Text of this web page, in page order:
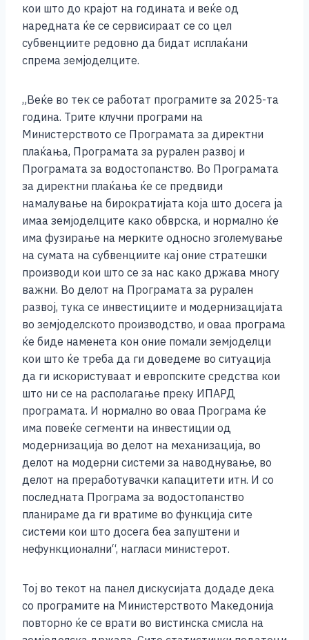
кои што до крајот на годината и веќе од
наредната ќе се сервисираат се со цел
субвенциите редовно да бидат исплаќани
спрема земјоделците.
„Веќе во тек се работат програмите за 2025-та
година. Трите клучни програми на
Министерството се Програмата за директни
плаќања, Програмата за рурален развој и
Програмата за водостопанство. Во Програмата
за директни плаќања ќе се предвиди
намалување на бирократијата која што досега ја
имаа земјоделците како обврска, и нормално ќе
има фузирање на мерките односно зголемување
на сумата на субвенциите кај оние стратешки
производи кои што се за нас како држава многу
важни. Во делот на Програмата за рурален
развој, тука се инвестициите и модернизацијата
во земјоделското производство, и оваа програма
ќе биде наменета кон оние помали земјоделци
кои што ќе треба да ги доведеме во ситуација
да ги искористуваат и европските средства кои
што ни се на располагање преку ИПАРД
програмата. И нормално во оваа Програма ќе
има повеќе сегменти на инвестиции од
модернизација во делот на механизација, во
делот на модерни системи за наводнување, во
делот на преработувачки капацитети итн. И со
последната Програма за водостопанство
планираме да ги вратиме во функција сите
системи кои што досега беа запуштени и
нефункционални“, нагласи министерот.
Тој во текот на панел дискусијата додаде дека
со програмите на Министерството Македонија
повторно ќе се врати во вистинска смисла на